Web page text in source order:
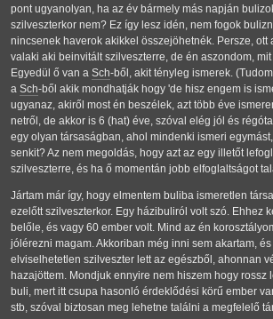
pont ugyanolyan, ha az év bármely más napján
szilveszterkor nem? Ez így lesz idén, nem fogok
nincsenek haverok akikkel összejöhetnék. Persze, ott
valaki aki beinvitált szilveszterre, de én aszondom,
Egyedül ő van a Sch-ből, akit tényleg ismerek.
a Sch-ből akik mondhatják hogy 'de hisz engem is
ugyanaz, akiről most én beszélek, azt több éve
netről, de akkor is 6 (hat) éve, szóval elég jól és
egy olyan társaságban, ahol mindenki ismeri
senkit? Az nem megoldás, hogy azt az egy illetőt
szilveszterre, és ha ő momentán jobb elfoglaltságot
Jártam már így, hogy elmentem buliba ismeretlen
ezelőtt szilveszterkor. Egy házibuliról volt szó. Ehhez
belőle, és vagy 60 ember volt. Mind az én
jólérezni magam. Akkoriban még inni sem akartam,
elviselhetetlen szilveszter lett az egészből, ahonnan
hazajöttem. Mondjuk ennyire nem hiszem hogy rossz
buli, mert itt csupa hasonló érdeklődési körű ember
stb, szóval biztosan meg lehetne találni a megfelelő